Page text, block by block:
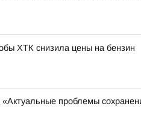
ХТК снизила цены на бензин
проблемы